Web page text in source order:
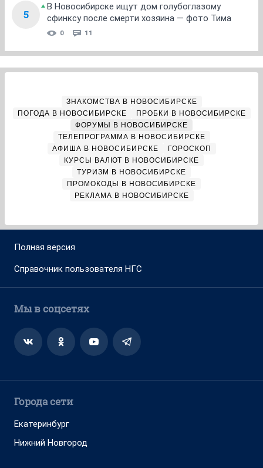
5
В Новосибирске ищут дом голубоглазому
сфинксу после смерти хозяина — фото Тима
0 11
ЗНАКОМСТВА В НОВОСИБИРСКЕ
ПОГОДА В НОВОСИБИРСКЕ
ПРОБКИ В НОВОСИБИРСКЕ
ФОРУМЫ В НОВОСИБИРСКЕ
ТЕЛЕПРОГРАММА В НОВОСИБИРСКЕ
АФИША В НОВОСИБИРСКЕ
ГОРОСКОП
КУРСЫ ВАЛЮТ В НОВОСИБИРСКЕ
ТУРИЗМ В НОВОСИБИРСКЕ
ПРОМОКОДЫ В НОВОСИБИРСКЕ
РЕКЛАМА В НОВОСИБИРСКЕ
Полная версия
Справочник пользователя НГС
Мы в соцсетях
Города сети
Екатеринбург
Нижний Новгород